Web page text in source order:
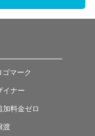
マーク
イナー
加料金ゼロ
渡